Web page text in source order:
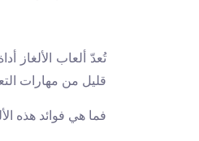
تُعدّ ألعاب الألغاز
قليل من مهارات
فما هي فوائد هذه